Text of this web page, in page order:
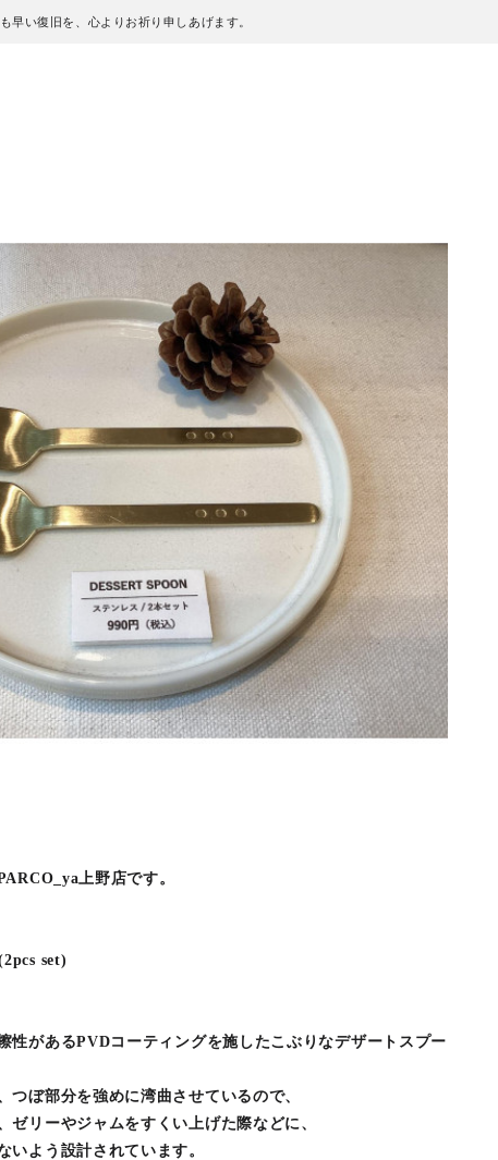
早い復旧を、心よりお祈り申しあげます。
上野店です。
set)
性があるPVDコーティングを施したこぶりなデザートスプー
つぼ部分を強めに湾曲させているので、
ゼリーやジャムをすくい上げた際などに、
いよう設計されています。